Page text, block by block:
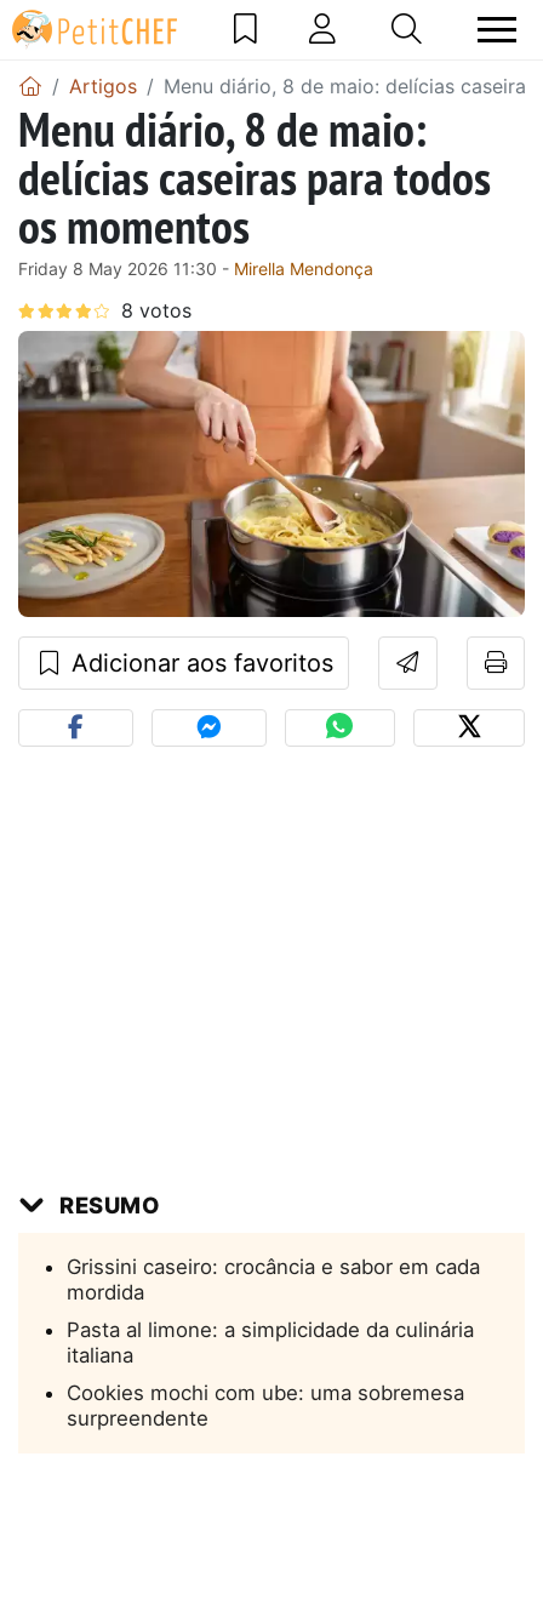
Artigos Menu diário, 8 de maio: delícias
Menu diário, 8 de maio:
delícias caseiras para todos
os momentos
Friday 8 May 2026 11:30 - Mirella Mendonça
Adicionar aos favoritos
RESUMO
Grissini caseiro: crocância e sabor em cada
mordida
Pasta al limone: a simplicidade da culinária
italiana
Cookies mochi com ube: uma sobremesa
surpreendente